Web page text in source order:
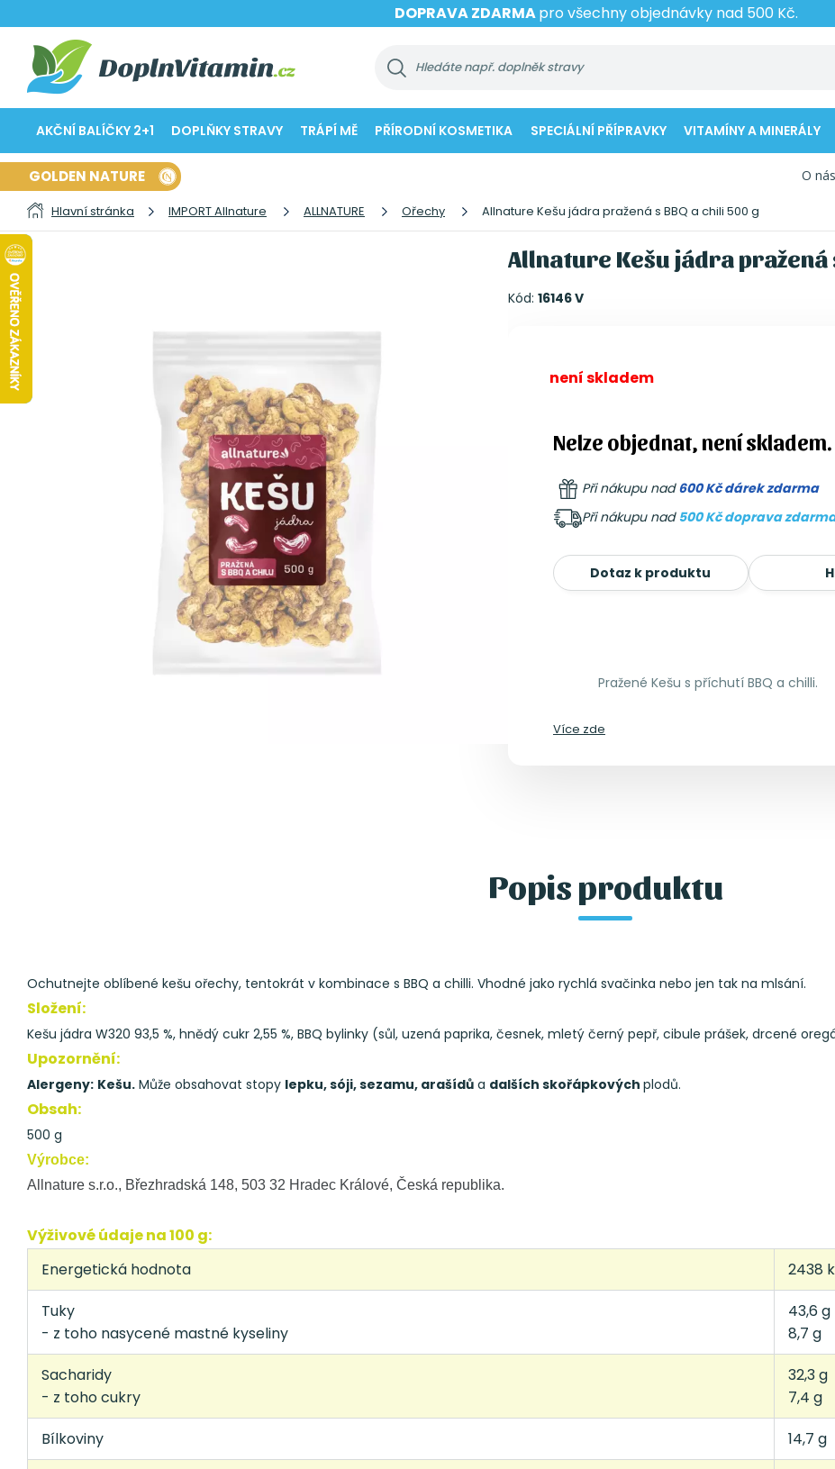
DOPRAVA ZDARMApro všechny objednávky nad 500 Kč.
AKČNÍ BALÍČKY 2+1 DOPLŇKY STRAVY TRÁPÍ MĚ PŘÍRODNÍ KOSMETIKA SPECIÁLNÍ PŘÍPRAVKY VITAMÍNY A MINERÁLY
GOLDEN NATURE O nás
Hlavní stránka IMPORT Allnature ALLNATURE Ořechy Allnature Kešu jádra pražená s BBQ a chili 500 g
Allnature Kešu jádra pražená
Kód: 16146 V
není skladem
Nelze objednat, není skladem.
Při nákupu nad600 Kč dárek zdarma
Při nákupu nad 500 Kč doprava
Dotaz k produktu
Pražené Kešu s příchutí BBQ a chilli.
Více zde
Popis produktu
Ochutnejte oblíbené kešu ořechy, tentokrát v kombinace s BBQ a chilli. Vhodné jako rychlá svačinka nebo jen tak na mlsání.
Složení:
Kešu jádra W320 93,5 %, hnědý cukr 2,55 %, BBQ bylinky (sůl, uzená paprika, česnek, mletý černý pepř, cibule prášek, drcené
Upozornění:
Alergeny: Kešu. Může obsahovat stopy lepku, sóji, sezamu, arašídů a dalších skořápkových plodů.
Obsah:
500 g
Výrobce:
Allnature s.r.o., Březhradská 148, 503 32 Hradec Králové, Česká republika.
Výživové údaje na 100 g:
Energetická hodnota
2438
Tuky
- z toho nasycené mastné kyseliny
43,6 g
8,7 g
Sacharidy
- z toho cukry
32,3 g
7,4 g
Bílkoviny
14,7 g